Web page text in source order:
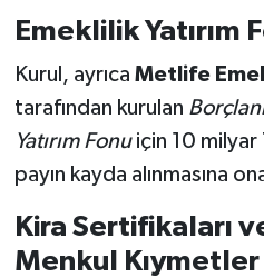
Emeklilik Yatırım
Kurul, ayrıca Metlife
tarafından kurulan
Yatırım Fonuiçin 10 milyar
payın kayda alınmasına
Kira Sertifikaları
Menkul Kıymetler